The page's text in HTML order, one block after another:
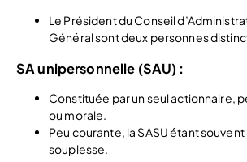
Le Président du Conseil
Général sont deux personnes
SA unipersonnelle (SAU) :
Constituée par un seul actionnaire,
ou morale.​
Peu courante, la SASU étant
souplesse.​